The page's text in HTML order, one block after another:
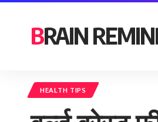
BRAIN
HEALTH TIPS